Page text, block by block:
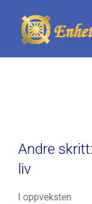
content
Andre
liv
I oppveksten